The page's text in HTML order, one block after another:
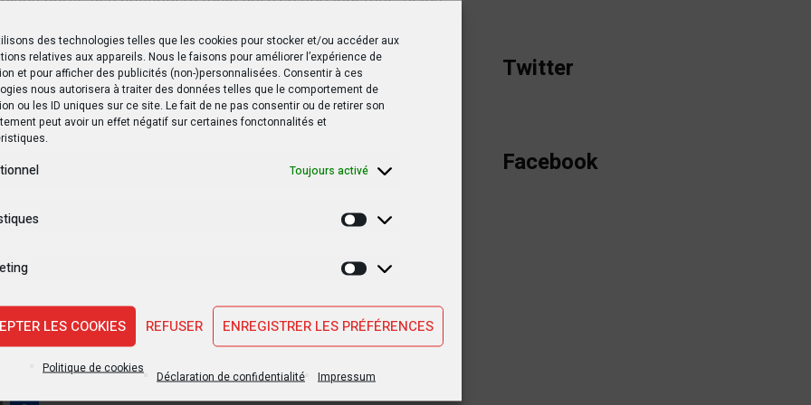
des technologies telles que les cookies pour stocker et/ou accéder aux
relatives aux appareils. Nous le faisons pour améliorer l’expérience de
et pour afficher des publicités (non-)personnalisées. Consentir à ces
nous autorisera à traiter des données telles que le comportement de
ou les ID uniques sur ce site. Le fait de ne pas consentir ou de retirer son
peut avoir un effet négatif sur certaines fonctonnalités et
Toujours activé
Statistiques
Marketing
LES COOKIES REFUSER ENREGISTRER LES PRÉFÉRENCES
Politique de cookies
Déclaration de confidentialité Impressum
par plusieurs médias congolais.
ministère français des Affaires étrangères, en charge de
détachement militaire français en provenance de
pour poursuivre l’évacuation des ressortissants
arrête 6 officiers pour détournement des fonds alloués aux
entre les forces armées soudanaises et les paramilitaires
(FSR) a fait plus de 400 morts selon les données
aussi:Maroc : victime d’un accident de la route, le
« va bien »
Twitter
Facebook